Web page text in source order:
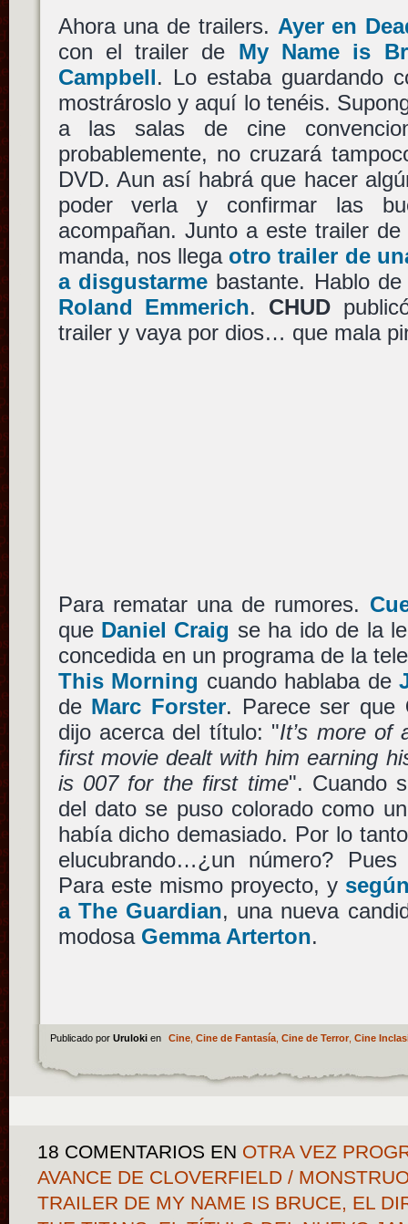
Ahora una de trailers. Ayer en
con el trailer de My Name is
Campbell. Lo estaba guardando
mostrároslo y aquí lo tenéis.
a las salas de cine
probablemente, no cruzará
DVD. Aun así habrá que hacer
poder verla y confirmar las
acompañan. Junto a este trailer
manda, nos llega otro trailer de
a disgustarme bastante. Hablo
Roland Emmerich. CHUD
trailer y vaya por dios… que mala
Para rematar una de rumores.
que Daniel Craig se ha ido de la
concedida en un programa de la
This Morning cuando hablaba de
de Marc Forster. Parece ser que
dijo acerca del título: "It’s more of
first movie dealt with him earning
is 007 for the first time". Cuando
del dato se puso colorado como
había dicho demasiado. Por lo
elucubrando…¿un número?
Para este mismo proyecto, y
a The Guardian, una nueva
modosa Gemma Arterton.
Publicado por Uruloki en Cine, Cine de Fantasía, Cine de Terror, Cine
18 COMENTARIOS EN OTRA VEZ
AVANCE DE CLOVERFIELD /
TRAILER DE MY NAME IS BRUCE, EL